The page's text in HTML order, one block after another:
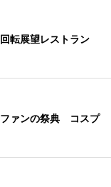
転展望レストラン
ファンの祭典 コスプ